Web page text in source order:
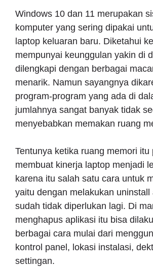
Windows 10 dan 11 merupakan
komputer yang sering dipakai
laptop keluaran baru. Diketahui
mempunyai keunggulan yakin di
dilengkapi dengan berbagai
menarik. Namun sayangnya
program-program yang ada di
jumlahnya sangat banyak tidak
menyebabkan memakan ruang
Tentunya ketika ruang memori itu
membuat kinerja laptop menjadi
karena itu salah satu cara untuk
yaitu dengan melakukan uninstall
sudah tidak diperlukan lagi. Di
menghapus aplikasi itu bisa
berbagai cara mulai dari
kontrol panel, lokasi instalasi,
settingan.